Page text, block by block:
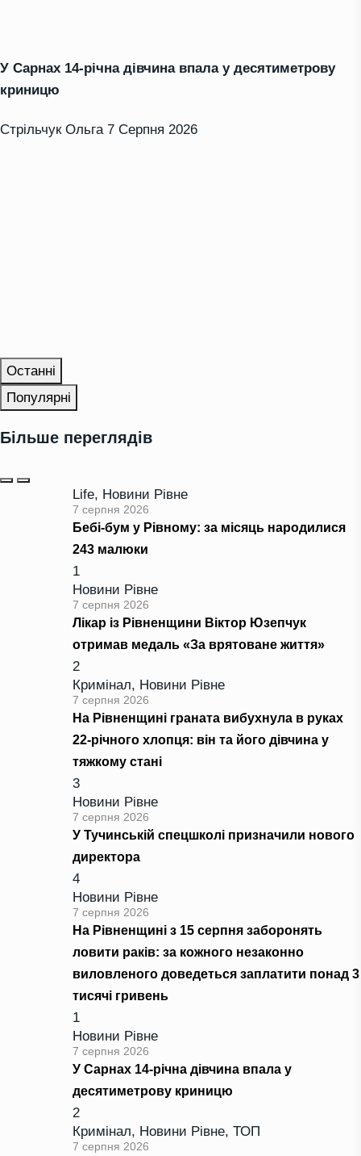
У Сарнах 14-річна дівчина впала у десятиметрову
криницю
Стрільчук Ольга 7 Серпня 2026
Останні
Популярні
Більше переглядів
Life, Новини Рівне
7 серпня 2026
Бебі-бум у Рівному: за місяць народилися
243 малюки
1
Новини Рівне
7 серпня 2026
Лікар із Рівненщини Віктор Юзепчук
отримав медаль «За врятоване життя»
2
Кримінал, Новини Рівне
7 серпня 2026
На Рівненщині граната вибухнула в руках
22-річного хлопця: він та його дівчина у
тяжкому стані
3
Новини Рівне
7 серпня 2026
У Тучинській спецшколі призначили нового
директора
4
Новини Рівне
7 серпня 2026
На Рівненщині з 15 серпня заборонять
ловити раків: за кожного незаконно
виловленого доведеться заплатити понад 3
тисячі гривень
1
Новини Рівне
7 серпня 2026
У Сарнах 14-річна дівчина впала у
десятиметрову криницю
2
Кримінал, Новини Рівне, ТОП
7 серпня 2026